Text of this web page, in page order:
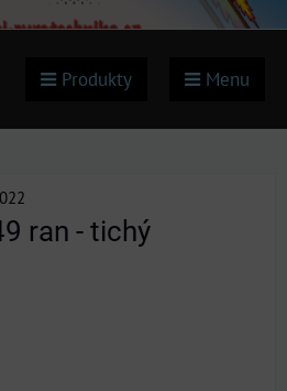
Produkty Menu
ran - tichý